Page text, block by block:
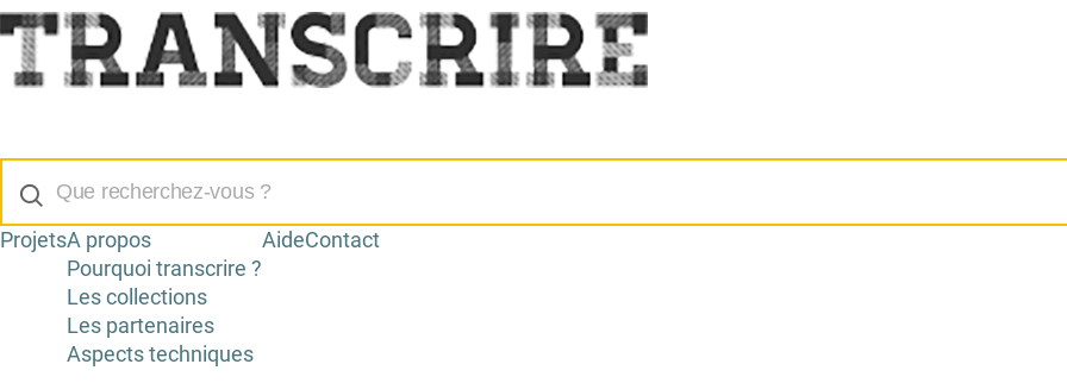
ProjetsA propos
Pourquoi transcrire ?
Les collections
Les partenaires
Aspects techniques
AideContact